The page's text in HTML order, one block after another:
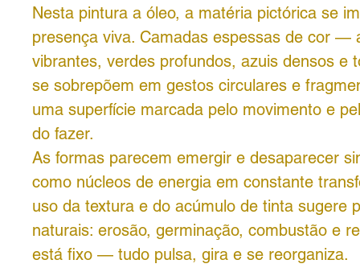
Nesta pintura a óleo, a matéria pictórica se
presença viva. Camadas espessas de cor —
vibrantes, verdes profundos, azuis densos e
se sobrepõem em gestos circulares e
uma superfície marcada pelo movimento e
do fazer.
As formas parecem emergir e desaparecer
como núcleos de energia em constante
uso da textura e do acúmulo de tinta sugere
naturais: erosão, germinação, combustão e
está fixo — tudo pulsa, gira e se reorganiza.